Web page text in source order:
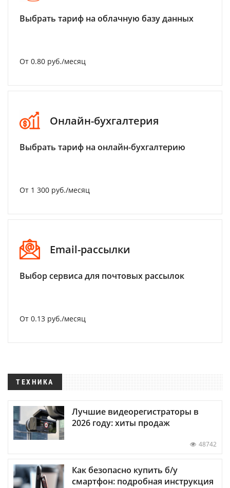
Выбрать тариф на облачную базу данных
От 0.80 руб./месяц
Онлайн-бухгалтерия
Выбрать тариф на онлайн-бухгалтерию
От 1 300 руб./месяц
Email-рассылки
Выбор сервиса для почтовых рассылок
От 0.13 руб./месяц
ТЕХНИКА
Лучшие видеорегистраторы в
2026 году: хиты продаж
48742
Как безопасно купить б/у
смартфон: подробная инструкция